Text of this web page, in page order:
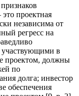
проектная
независима от
регресс на
участвующими в
проектом, должны
по
долга; инвестор
обеспечения